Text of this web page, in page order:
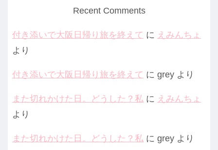
Recent Comments
付き添いで大阪日帰り旅を終えて に えみんちょ
より
付き添いで大阪日帰り旅を終えて に grey より
また切れかけた日。どうした？私 に えみんちょ
より
また切れかけた日。どうした？私 に grey より